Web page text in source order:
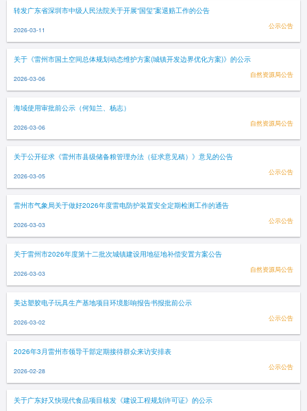
转发广东省深圳市中级人民法院关于开展“国玺”案退赔工作的公告
2026-03-11 公示公告
关于《雷州市国土空间总体规划动态维护方案(城镇开发边界优化方案)》的公示
2026-03-06 自然资源局公告
海域使用审批前公示（何知兰、杨志）
2026-03-06 自然资源局公告
关于公开征求《雷州市县级储备粮管理办法（征求意见稿）》意见的公告
2026-03-05 公示公告
雷州市气象局关于做好2026年度雷电防护装置安全定期检测工作的通告
2026-03-03 公示公告
关于雷州市2026年度第十二批次城镇建设用地征地补偿安置方案公告
2026-03-03 自然资源局公告
美达塑胶电子玩具生产基地项目环境影响报告书报批前公示
2026-03-02 公示公告
2026年3月雷州市领导干部定期接待群众来访安排表
2026-02-28 公示公告
关于广东好又快现代食品项目核发《建设工程规划许可证》的公示